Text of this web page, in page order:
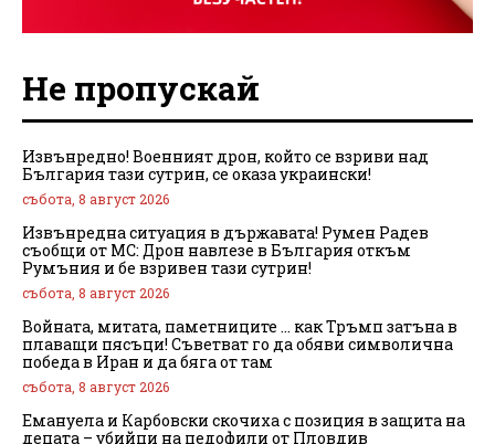
Не пропускай
Извънредно! Военният дрон, който се взриви над
България тази сутрин, се оказа украински!
събота, 8 август 2026
Извънредна ситуация в държавата! Румен Радев
съобщи от МС: Дрон навлезе в България откъм
Румъния и бе взривен тази сутрин!
събота, 8 август 2026
Войната, митата, паметниците … как Тръмп затъна в
плаващи пясъци! Съветват го да обяви символична
победа в Иран и да бяга от там
събота, 8 август 2026
Емануела и Карбовски скочиха с позиция в защита на
децата – убийци на педофили от Пловдив